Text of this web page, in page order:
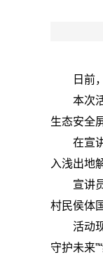
日前
本次
生态安全
在宣
入浅出地
宣讲
村民侯体
活动
守护未来